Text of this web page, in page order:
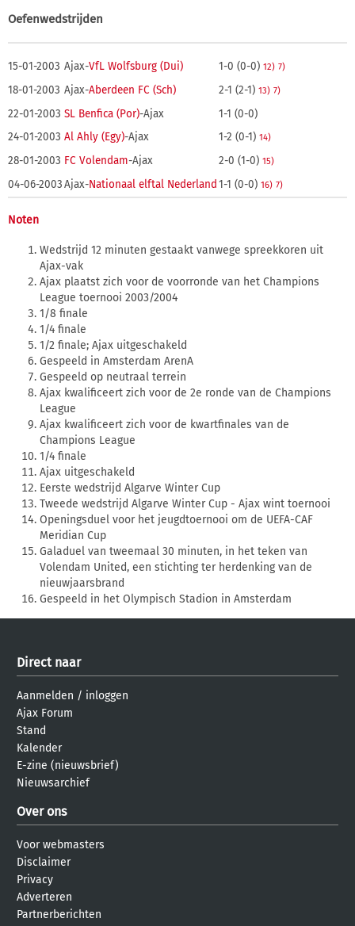
Oefenwedstrijden
15-01-2003 Ajax-VfL Wolfsburg (Dui) 1-0 (0-0) 12) 7)
18-01-2003 Ajax-Aberdeen FC (Sch) 2-1 (2-1) 13) 7)
22-01-2003 SL Benfica (Por)-Ajax
1-1 (0-0)
24-01-2003 Al Ahly (Egy)-Ajax 1-2 (0-1) 14)
28-01-2003 FC Volendam-Ajax 2-0 (1-0) 15)
04-06-2003Ajax-Nationaal elftal Nederland 1-1 (0-0) 16) 7)
Noten
Wedstrijd 12 minuten gestaakt vanwege spreekkoren uit
Ajax-vak
Ajax plaatst zich voor de voorronde van het Champions
League toernooi 2003/2004
1/8 finale
1/4 finale
1/2 finale; Ajax uitgeschakeld
Gespeeld in Amsterdam ArenA
Gespeeld op neutraal terrein
Ajax kwalificeert zich voor de 2e ronde van de Champions
League
Ajax kwalificeert zich voor de kwartfinales van de
Champions League
1/4 finale
Ajax uitgeschakeld
Eerste wedstrijd Algarve Winter Cup
Tweede wedstrijd Algarve Winter Cup - Ajax wint toernooi
Openingsduel voor het jeugdtoernooi om de UEFA-CAF
Meridian Cup
Galaduel van tweemaal 30 minuten, in het teken van
Volendam United, een stichting ter herdenking van de
nieuwjaarsbrand
Gespeeld in het Olympisch Stadion in Amsterdam
Direct naar
Aanmelden / inloggen
Ajax Forum
Stand
Kalender
E-zine (nieuwsbrief)
Nieuwsarchief
Over ons
Voor webmasters
Disclaimer
Privacy
Adverteren
Partnerberichten